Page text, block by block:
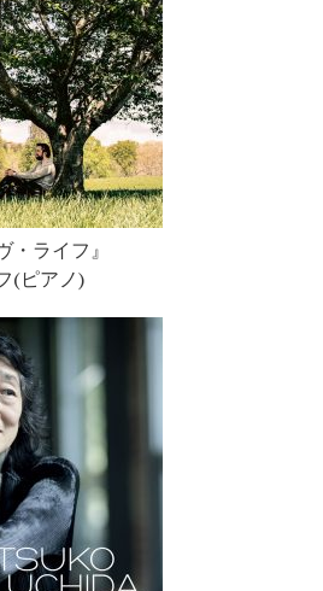
・ライフ』
(ピアノ)